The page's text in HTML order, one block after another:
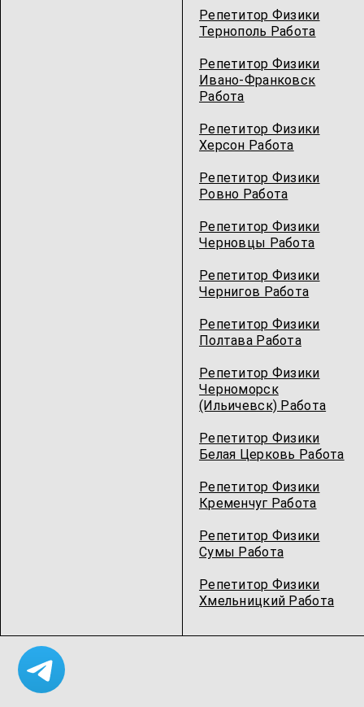
Репетитор Физики
Тернополь Работа
Репетитор Физики
Ивано-Франковск
Работа
Репетитор Физики
Херсон Работа
Репетитор Физики
Ровно Работа
Репетитор Физики
Черновцы Работа
Репетитор Физики
Чернигов Работа
Репетитор Физики
Полтава Работа
Репетитор Физики
Черноморск
(Ильичевск) Работа
Репетитор Физики
Белая Церковь Работа
Репетитор Физики
Кременчуг Работа
Репетитор Физики
Сумы Работа
Репетитор Физики
Хмельницкий Работа